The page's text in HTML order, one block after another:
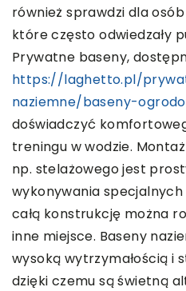
również sprawdzi dla
które często odwiedzały
Prywatne baseny,
https://laghetto.pl/
naziemne/baseny-
doświadczyć
treningu w wodzie.
np. stelażowego jest
wykonywania
całą konstrukcję można
inne miejsce. Baseny
wysoką wytrzymałością i
dzięki czemu są świetną